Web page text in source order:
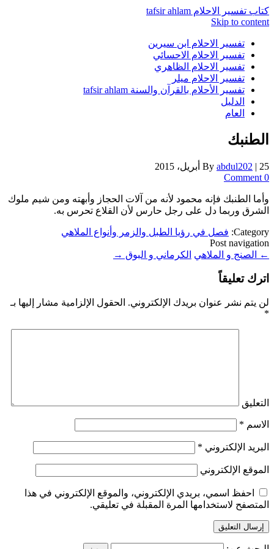
كتاب تفسير الاحلام tafsir ahlam
Skip to content
تفسير الاحلام ابن سيرين
تفسير الاحلام الاحسائي
تفسير الاحلام الظاهري
تفسير الاحلام ميلر
تفسير الأحلام بالقرآن والسنة tafsir ahlam
الدليل
العام
الطنبك
By abdul202 | 25 أبريل، 2015
0 Comment
وأما الطنبك فإنه محمود لأنه من آلات الحجاز وأبهته ومن شيم ملوك
الشرق وربما دل على رجل حارس لأن القلاع تحرس به.
Category: فصل في رؤيا الطبل والزمر وأنواع الملاهي
Post navigation
←
الصنج و الملاهي الكرماني و البوق →
اترك تعليقاً
لن يتم نشر عنوان بريدك الإلكتروني. الحقول الإلزامية مشار إليها بـ
*
التعليق
الاسم *
البريد الإلكتروني *
الموقع الإلكتروني
احفظ اسمي، بريدي الإلكتروني، والموقع الإلكتروني في هذا
المتصفح لاستخدامها المرة المقبلة في تعليقي.